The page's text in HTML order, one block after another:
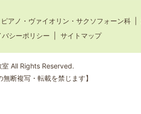
ピアノ・ヴァイオリン・サクソフォーン科
バシーポリシー サイトマップ
All Rights Reserved.
断複写・転載を禁じます】